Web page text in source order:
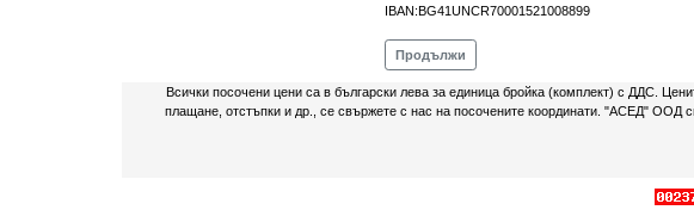
IBAN:BG41UNCR70001521008899
Продължи
Всички посочени цени са в български лева за единица бройка (комплект) с ДДС.
плащане, отстъпки и др., се свържете с нас на посочените координати. "АСЕД" ООД